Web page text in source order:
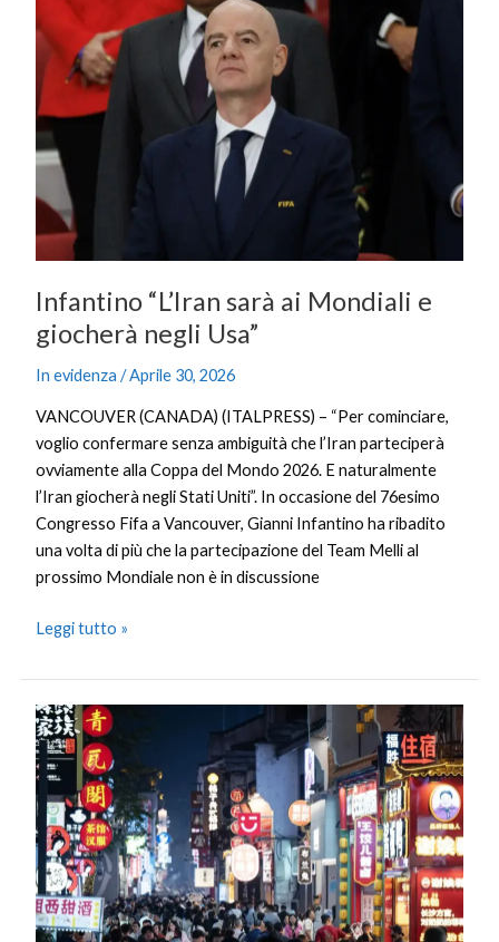
Infantino “L’Iran sarà ai Mondiali e
giocherà negli Usa”
In evidenza /Aprile 30, 2026
VANCOUVER (CANADA) (ITALPRESS) – “Per cominciare,
voglio confermare senza ambiguità che l’Iran parteciperà
ovviamente alla Coppa del Mondo 2026. E naturalmente
l’Iran giocherà negli Stati Uniti”. In occasione del 76esimo
Congresso Fifa a Vancouver, Gianni Infantino ha ribadito
una volta di più che la partecipazione del Team Melli al
prossimo Mondiale non è in discussione
“L’Iran
sarà
ai
Mondiali
e
giocherà
negli
Usa”
Leggi tutto »
In
Cina
aumentano
i
viaggi
interni
e
le
spese